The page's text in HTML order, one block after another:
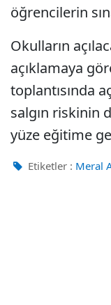
öğrencilerin
Okulların
açıklamaya
toplantısında
salgın riskinin
yüze eğitime
Etiketler : Meral